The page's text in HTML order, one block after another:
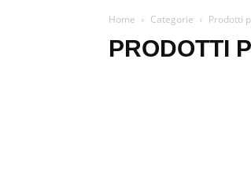
Home Categorie Prodotti
PRODOTTI